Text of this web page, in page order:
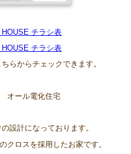
チラシ表
チラシ表
らチェックできます。
オール電化住宅
設計になっております。
クロスを採用したお家です。